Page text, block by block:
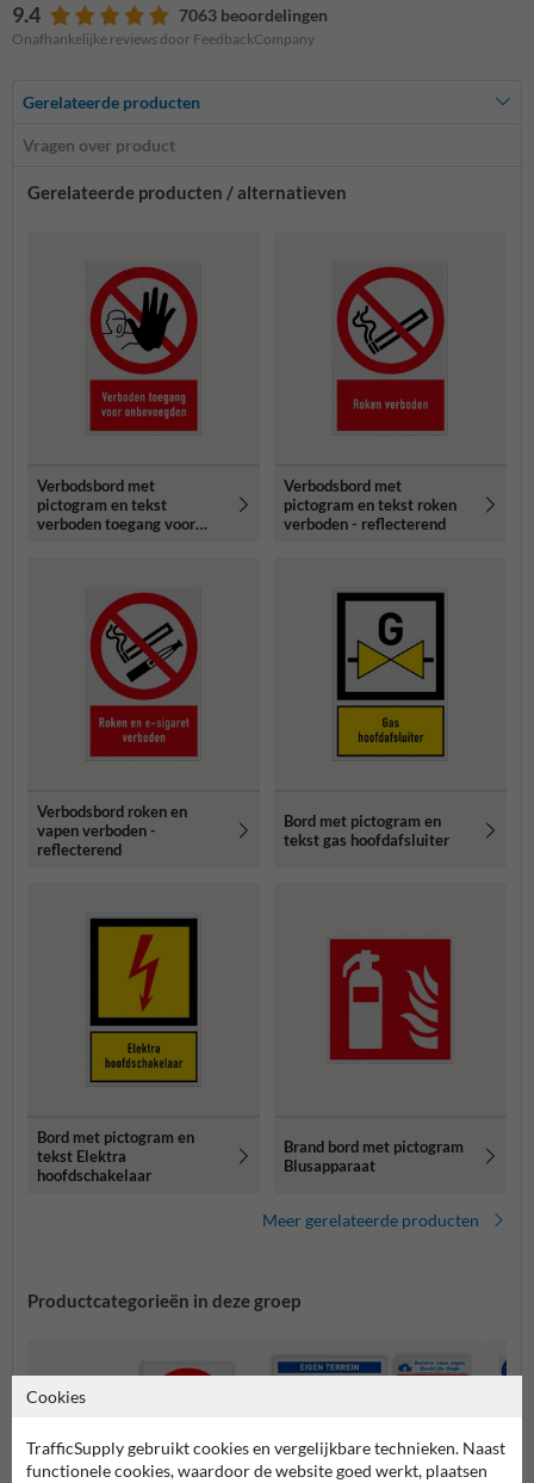
9.4 7063 beoordelingen
Onafhankelijke reviews door FeedbackCompany
Gerelateerde producten
Vragen over product
Gerelateerde producten / alternatieven
Verbodsbord met
pictogram en tekst
verboden toegang voor
Verbodsbord met
pictogram en tekst roken
verboden - reflecterend
Verbodsbord roken en
vapen verboden -
reflecterend
Bord met pictogram en
tekst gas hoofdafsluiter
Bord met pictogram en
tekst Elektra
hoofdschakelaar
Brand bord met pictogram
Blusapparaat
Meer gerelateerde producten
Productcategorieën in deze groep
Cookies
TrafficSupply gebruikt cookies en vergelijkbare technieken. Naast
functionele cookies, waardoor de website goed werkt, plaatsen